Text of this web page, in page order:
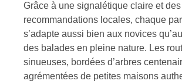
Grâce à une signalétique claire et des
recommandations locales, chaque
s’adapte aussi bien aux novices
des balades en pleine nature. Les
sinueuses, bordées d’arbres
agrémentées de petites maisons